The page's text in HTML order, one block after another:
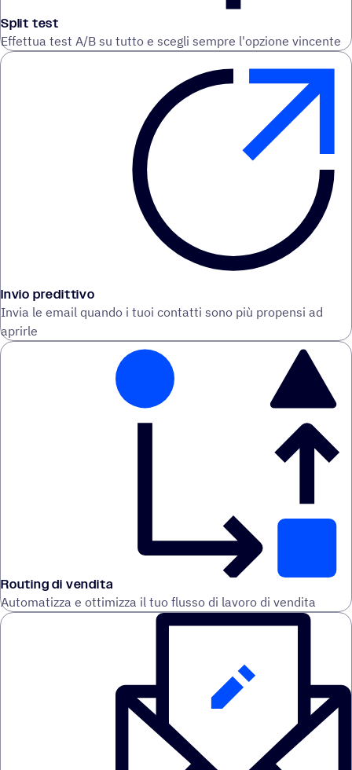
Split test
Effettua test A/B su tutto e scegli sempre l'opzione vincente
Invio predittivo
Invia le email quando i tuoi contatti sono più propensi ad
aprirle
Routing di vendita
Automatizza e ottimizza il tuo flusso di lavoro di vendita